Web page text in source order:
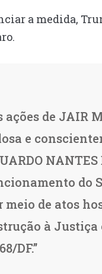
a medida,
ações de JAIR
e
do
meio de atos
à Justiça
DF.”